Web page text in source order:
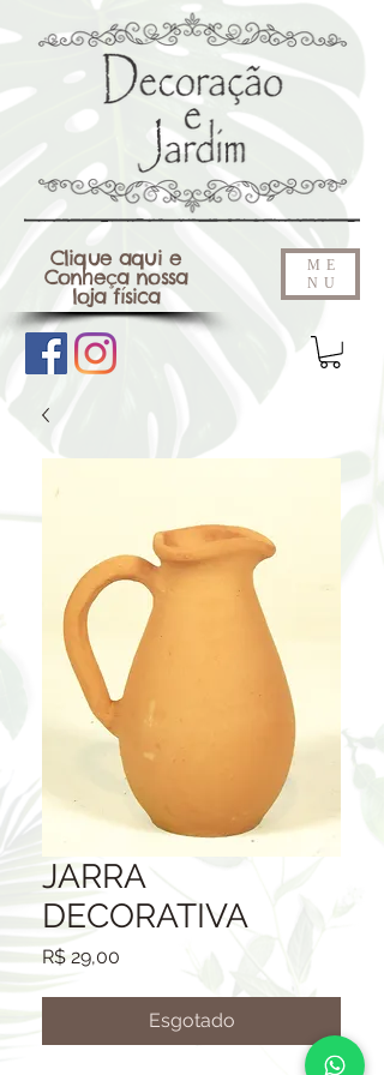
Clique aqui e
Conheça nossa
loja física
ME
NU
JARRA
DECORATIVA
R$ 29,00
Esgotado